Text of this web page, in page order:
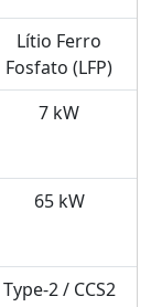
Lítio Ferro
Fosfato (LFP)
7 kW
65 kW
Type-2 / CCS2